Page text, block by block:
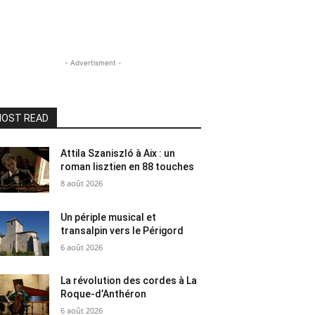
- Advertisment -
READ
Attila Szaniszló à Aix : un
roman lisztien en 88 touches
8 août 2026
Un périple musical et
transalpin vers le Périgord
6 août 2026
La révolution des cordes à La
Roque-d’Anthéron
6 août 2026